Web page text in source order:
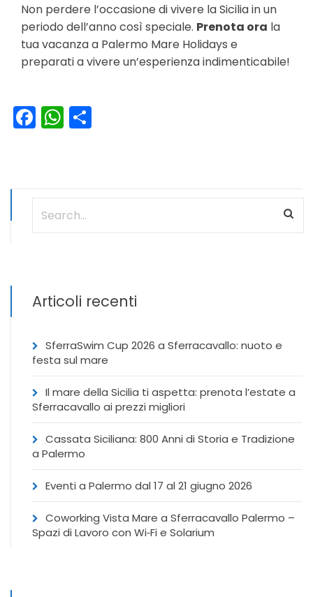
Non perdere l’occasione di vivere la Sicilia in un
periodo dell’anno così speciale. Prenota ora la
tua vacanza a Palermo Mare Holidays e
preparati a vivere un’esperienza indimenticabile!
Facebook
WhatsApp
Articoli recenti
SferraSwim Cup 2026 a Sferracavallo: nuoto e
festa sul mare
Il mare della Sicilia ti aspetta: prenota l’estate a
Sferracavallo ai prezzi migliori
Cassata Siciliana: 800 Anni di Storia e Tradizione
a Palermo
Eventi a Palermo dal 17 al 21 giugno 2026
Coworking Vista Mare a Sferracavallo Palermo –
Spazi di Lavoro con Wi‑Fi e Solarium